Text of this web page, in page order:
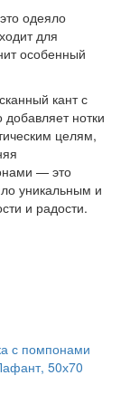
одеяло
для
особенный
кант с
нотки
целям,
— это
уникальным и
и радости.